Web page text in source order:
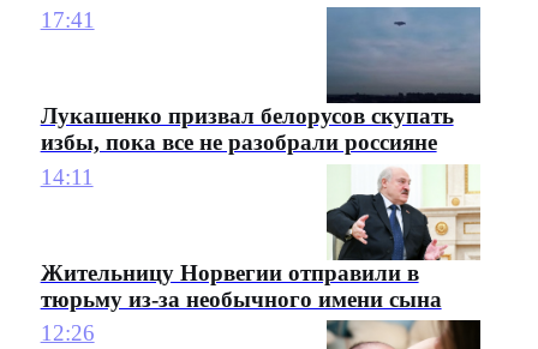
17:41
Лукашенко призвал белорусов скупать
избы, пока все не разобрали россияне
14:11
Жительницу Норвегии отправили в
тюрьму из-за необычного имени сына
12:26